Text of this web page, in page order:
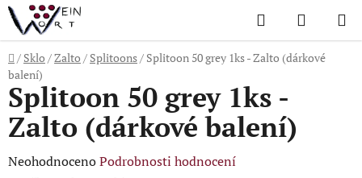
Přejít
na
obsah
Hledat
KOŠÍK
Domů
/ Sklo /Zalto / Splitoons/ Splitoon 50 grey 1ks - Zalto (dárkové
balení)
Splitoon 50 grey 1ks -
Zalto (dárkové balení)
Průměrné
NeohodnocenoPodrobnosti hodnocení